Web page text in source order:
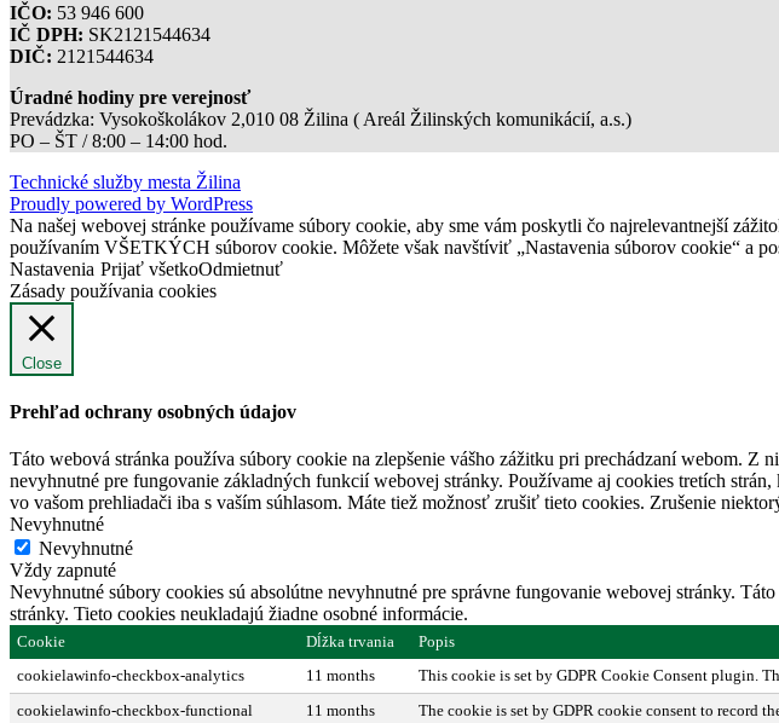
IČO: 53 946 600
IČ DPH: SK2121544634
DIČ: 2121544634
Úradné hodiny pre verejnosť
Prevádzka: Vysokoškolákov 2,010 08 Žilina ( Areál Žilinských komunikácií, a.s.)
PO – ŠT / 8:00 – 14:00 hod.
Technické služby mesta Žilina
Proudly powered by WordPress
Na našej webovej stránke používame súbory cookie, aby sme vám poskytli čo najrelevantnejší
používaním VŠETKÝCH súborov cookie. Môžete však navštíviť „Nastavenia súborov cookie“ a
Nastavenia Prijať všetkoOdmietnuť
Zásady používania cookies
Close
Prehľad ochrany osobných údajov
Táto webová stránka používa súbory cookie na zlepšenie vášho zážitku pri prechádzaní webom.
nevyhnutné pre fungovanie základných funkcií webovej stránky. Používame aj cookies tretích
vo vašom prehliadači iba s vaším súhlasom. Máte tiež možnosť zrušiť tieto cookies. Zrušenie
Nevyhnutné
Nevyhnutné
Vždy zapnuté
Nevyhnutné súbory cookies sú absolútne nevyhnutné pre správne fungovanie webovej stránky.
stránky. Tieto cookies neukladajú žiadne osobné informácie.
Cookie Dĺžka trvania
Popis
cookielawinfo-checkbox-analytics
11 months
This cookie is set by GDPR Cookie Consent plugin.
cookielawinfo-checkbox-functional
11 months The cookie is set by GDPR cookie consent to record